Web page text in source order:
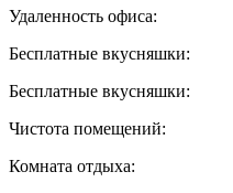
Удаленность офиса:
Бесплатные вкусняшки:
Бесплатные вкусняшки:
Чистота помещений:
Комната отдыха: